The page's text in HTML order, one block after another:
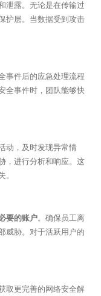
泄露。无论是在传输过
护层。当数据受到攻击
事件后的应急处理流程
全事件时，团队能够快
动，及时发现异常情
，进行分析和响应。这
。
要的账户。确保员工离
威胁。对于活跃用户的
取更完善的网络安全解